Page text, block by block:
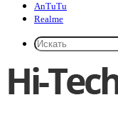
AnTuTu
Realme